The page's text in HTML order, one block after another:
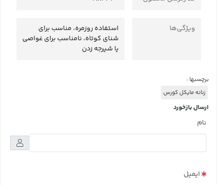
ویژگی‌ها
استفاده روزمره، مناسب برای
شنای کوتاه، نامناسب برای غواصی
یا شیرجه زدن
برچسبها :
زنانه مایکل کورس
ارسال بازخورد
نام
ایمیل